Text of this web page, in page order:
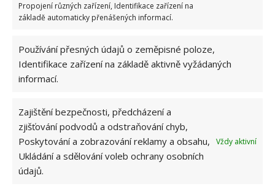
Propojení různých zařízení, Identifikace zařízení na
základě automaticky přenášených informací.
Používání přesných údajů o zeměpisné poloze,
Identifikace zařízení na základě aktivně vyžádaných
informací.
Zajištění bezpečnosti, předcházení a
zjišťování podvodů a odstraňování chyb,
Poskytování a zobrazování reklamy a obsahu,
Ukládání a sdělování voleb ochrany osobních
údajů.
Vždy aktivní
BYDLENÍ MALÝ DOMEK PLÁŽ
Přidejte svůj názor
KOMENTOVAT